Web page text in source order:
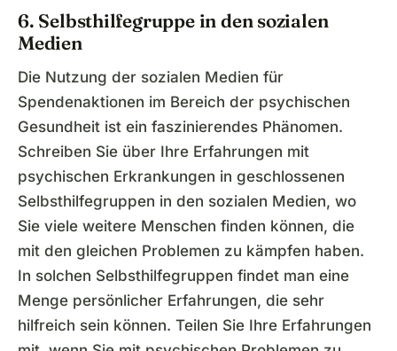
6. Selbsthilfegruppe in den sozialen
Medien
Die Nutzung der sozialen Medien für
Spendenaktionen im Bereich der psychischen
Gesundheit ist ein faszinierendes Phänomen.
Schreiben Sie über Ihre Erfahrungen mit
psychischen Erkrankungen in geschlossenen
Selbsthilfegruppen in den sozialen Medien, wo
Sie viele weitere Menschen finden können, die
mit den gleichen Problemen zu kämpfen haben.
In solchen Selbsthilfegruppen findet man eine
Menge persönlicher Erfahrungen, die sehr
hilfreich sein können. Teilen Sie Ihre Erfahrungen